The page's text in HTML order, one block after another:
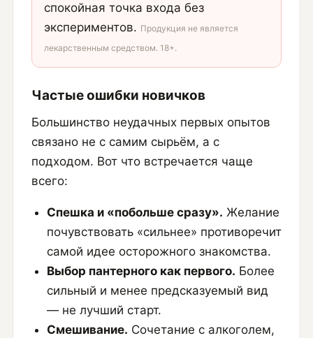
спокойная точка входа без
экспериментов. Продукция не является
лекарственным средством. 18+.
Частые ошибки новичков
Большинство неудачных первых опытов
связано не с самим сырьём, а с
подходом. Вот что встречается чаще
всего:
Спешка и «побольше сразу». Желание
почувствовать «сильнее» противоречит
самой идее осторожного знакомства.
Выбор пантерного как первого. Более
сильный и менее предсказуемый вид
— не лучший старт.
Смешивание. Сочетание с алкоголем,